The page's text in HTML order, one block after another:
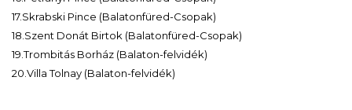
17.Skrabski Pince (Balatonfüred-Csopak)
18.Szent Donát Birtok (Balatonfüred-Csopak)
19.Trombitás Borház (Balaton-felvidék)
20.Villa Tolnay (Balaton-felvidék)